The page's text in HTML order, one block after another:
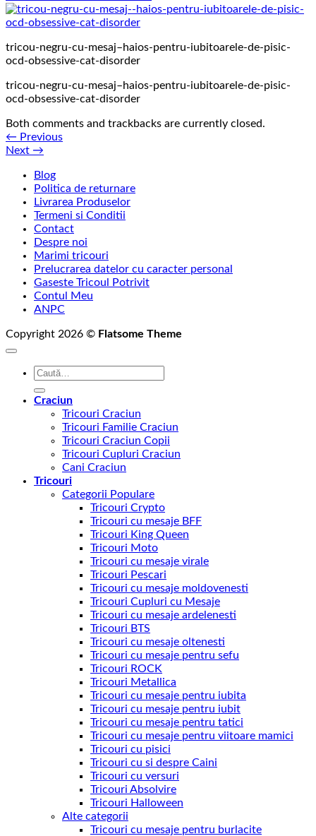
tricou-negru-cu-mesaj–haios-pentru-iubitoarele-de-pisic-
ocd-obsessive-cat-disorder
tricou-negru-cu-mesaj–haios-pentru-iubitoarele-de-pisic-
ocd-obsessive-cat-disorder
Both comments and trackbacks are currently closed.
← Previous
Next →
Blog
Politica de returnare
Livrarea Produselor
Termeni si Conditii
Contact
Despre noi
Marimi tricouri
Prelucrarea datelor cu caracter personal
Gaseste Tricoul Potrivit
Contul Meu
ANPC
Copyright 2026 © Flatsome Theme
Caută
Craciun
Tricouri Craciun
Tricouri Familie Craciun
Tricouri Craciun Copii
Tricouri Cupluri Craciun
Cani Craciun
Tricouri
Categorii Populare
Tricouri Crypto
Tricouri cu mesaje BFF
Tricouri King Queen
Tricouri Moto
Tricouri cu mesaje virale
Tricouri Pescari
Tricouri cu mesaje moldovenesti
Tricouri Cupluri cu Mesaje
Tricouri cu mesaje ardelenesti
Tricouri BTS
Tricouri cu mesaje oltenesti
Tricouri cu mesaje pentru sefu
Tricouri ROCK
Tricouri Metallica
Tricouri cu mesaje pentru iubita
Tricouri cu mesaje pentru iubit
Tricouri cu mesaje pentru tatici
Tricouri cu mesaje pentru viitoare mamici
Tricouri cu pisici
Tricouri cu si despre Caini
Tricouri cu versuri
Tricouri Absolvire
Tricouri Halloween
Alte categorii
Tricouri cu mesaje pentru burlacite